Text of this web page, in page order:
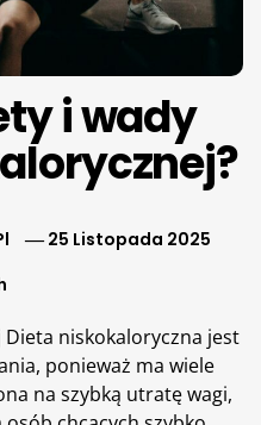
i wady
25 Listopada 2025
niskokaloryczna jest
ponieważ ma wiele
na szybką utratę wagi,